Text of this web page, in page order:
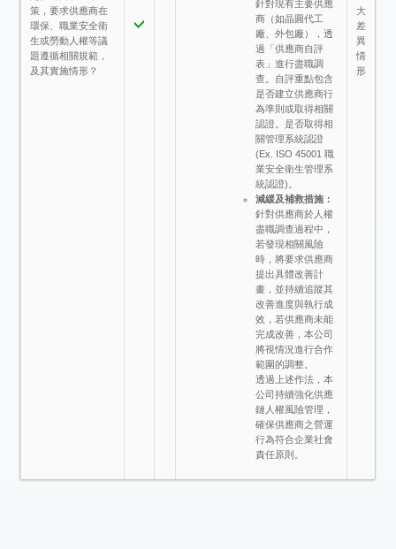
策，要求供應商在
環保、職業安全衛
生或勞動人權等議
題遵循相關規範，
及其實施情形？
針對現有主要供應
商（如晶圓代工
廠、外包廠），透
過「供應商自評
表」進行盡職調
查。自評重點包含
是否建立供應商行
為準則或取得相關
認證。是否取得相
關管理系統認證
(Ex. ISO 45001 職
業安全衛生管理系
統認證)。
減緩及補救措施：
針對供應商於人權
盡職調查過程中，
若發現相關風險
時，將要求供應商
提出具體改善計
畫，並持續追蹤其
改善進度與執行成
效，若供應商未能
完成改善，本公司
將視情況進行合作
範圍的調整。
透過上述作法，本
公司持續強化供應
鏈人權風險管理，
確保供應商之營運
行為符合企業社會
責任原則。
大
差
異
情
形